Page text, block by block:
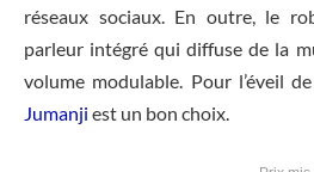
réseaux sociaux. En outre, le
parleur intégré qui diffuse de la
volume modulable. Pour l’éveil
Jumanji est un bon choix.